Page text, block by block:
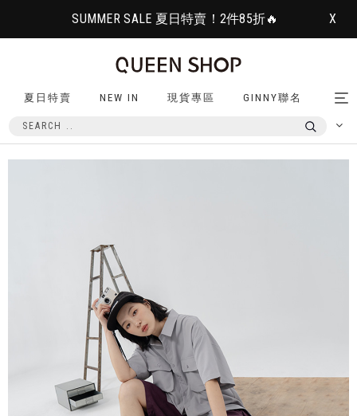
SUMMER SALE 夏日特賣！2件85折🔥 X
夏日特賣 NEW IN 現貨專區 GINNY聯名